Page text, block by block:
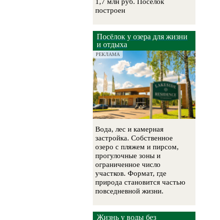
1,7 млн руб. Поселок
построен
Посёлок у озера для жизни
и отдыха
РЕКЛАМА
Вода, лес и камерная
застройка. Собственное
озеро с пляжем и пирсом,
прогулочные зоны и
ограниченное число
участков. Формат, где
природа становится частью
повседневной жизни.
Жизнь у воды без